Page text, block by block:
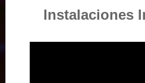
Instalaciones